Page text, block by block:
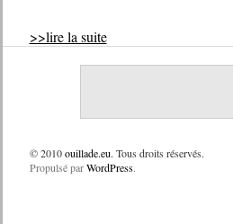
>>lire la suite
© 2010ouillade.eu. Tous droits réservés.
Propulsé parWordPress.